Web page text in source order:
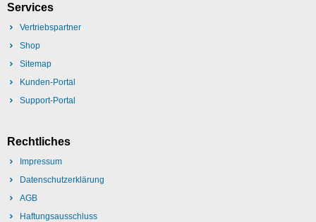
Services
Vertriebspartner
Shop
Sitemap
Kunden-Portal
Support-Portal
Rechtliches
Impressum
Datenschutzerklärung
AGB
Haftungsausschluss